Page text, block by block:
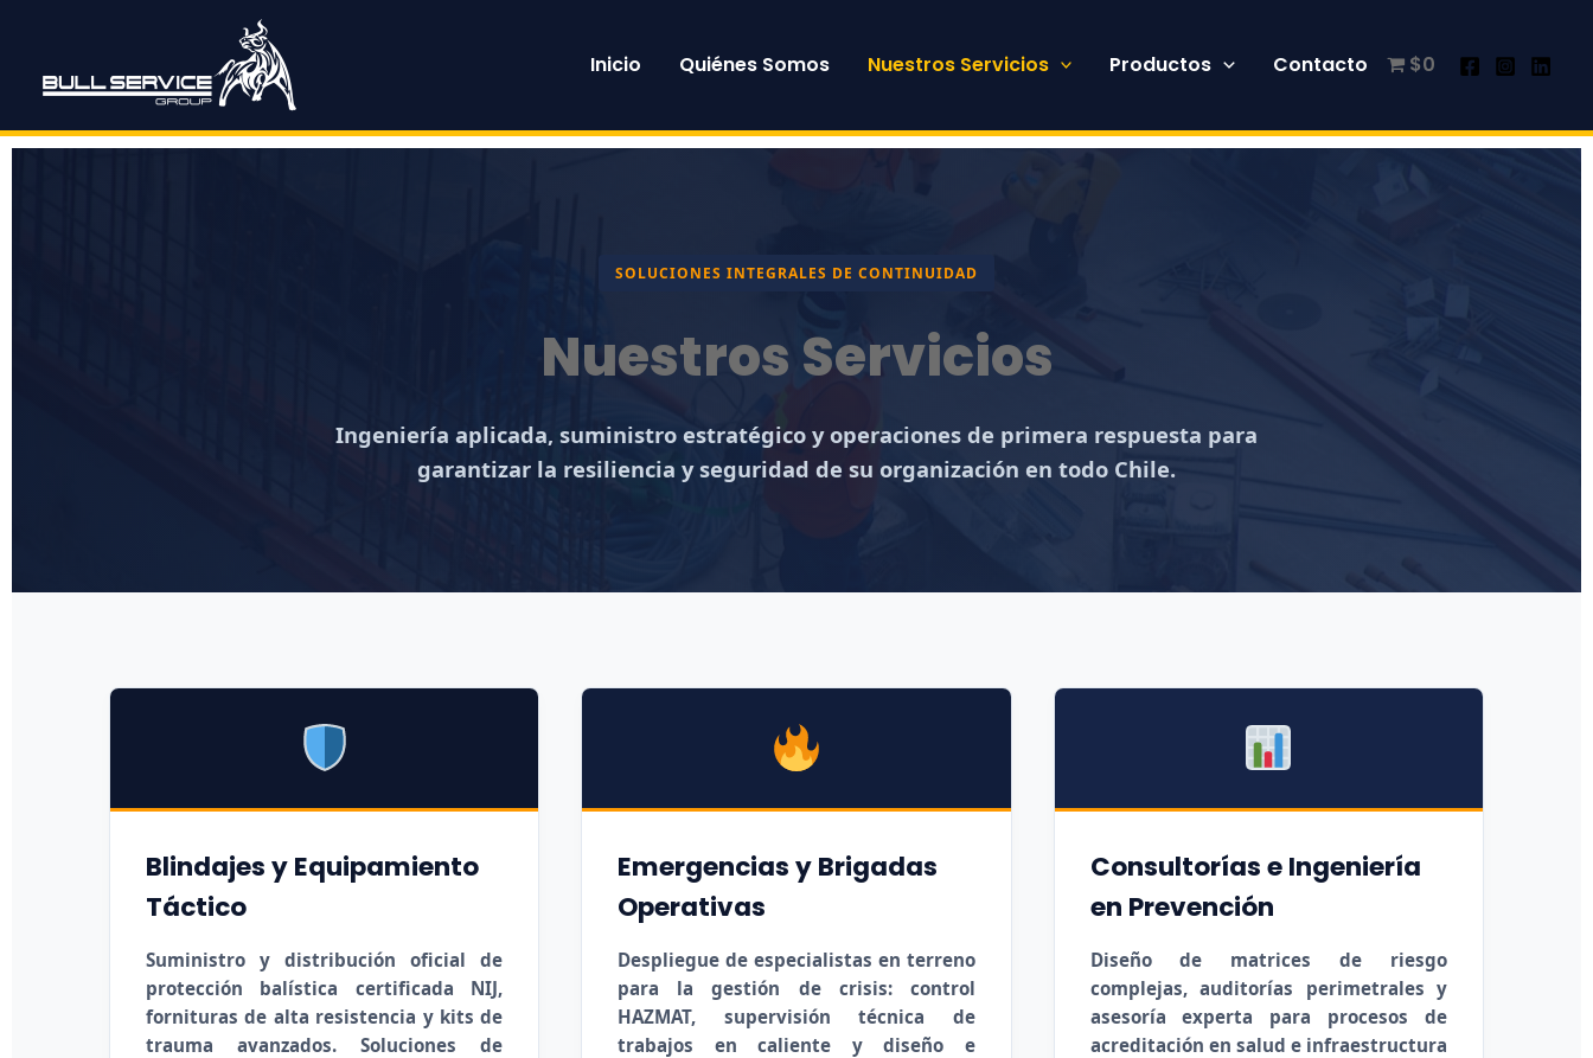
contenido
Inicio Quiénes Somos Nuestros Servicios Productos Contacto $0
SOLUCIONES INTEGRALES DE CONTINUIDAD
Nuestros Servicios
Ingeniería aplicada, suministro estratégico y operaciones de primera respuesta para
garantizar la resiliencia y seguridad de su organización en todo Chile.
Blindajes y Equipamiento
Táctico
Suministro y distribución oficial de
protección balística certificada NIJ,
fornituras de alta resistencia y kits de
trauma avanzados. Soluciones de
Emergencias y Brigadas
Operativas
Despliegue de especialistas en terreno
para la gestión de crisis: control
HAZMAT, supervisión técnica de
trabajos en caliente y diseño e
Consultorías e Ingeniería
en Prevención
Diseño de matrices de riesgo
complejas, auditorías perimetrales y
asesoría experta para procesos de
acreditación en salud e infraestructura